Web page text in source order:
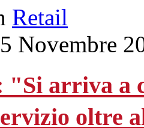
Retail
Novembre
arriva a
oltre